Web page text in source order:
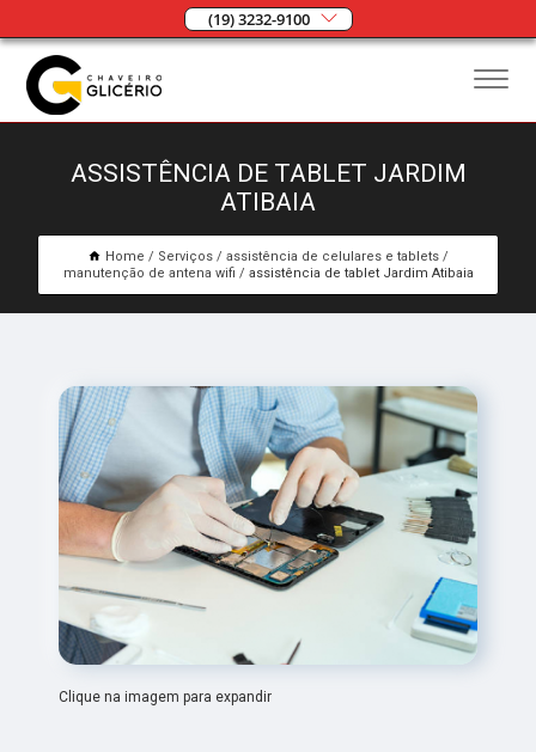
(19) 3232-9100
ASSISTÊNCIA DE TABLET JARDIM
ATIBAIA
Home Serviços
assistência de celulares e tablets
manutenção de antena wifi
assistência de tablet Jardim Atibaia
Clique na imagem para expandir